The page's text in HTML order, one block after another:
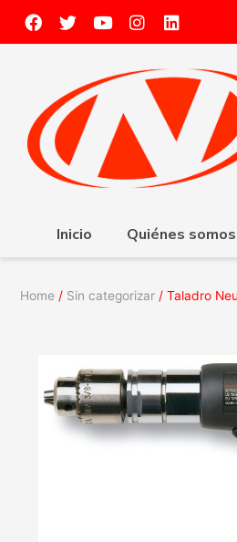
Inicio Quiénes somos
Home / Sin categorizar / Taladro